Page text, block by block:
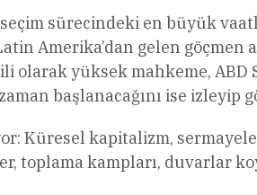
seçim sürecindeki en büyük
Amerika’dan gelen göçmen
yüksek mahkeme, ABD
başlanacağını ise izleyip
Küresel kapitalizm,
toplama kampları, duvarlar